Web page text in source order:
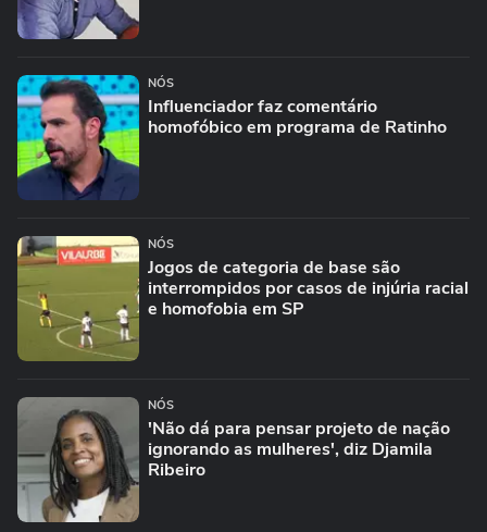
NÓS
Influenciador faz comentário
homofóbico em programa de Ratinho
NÓS
Jogos de categoria de base são
interrompidos por casos de injúria racial
e homofobia em SP
NÓS
'Não dá para pensar projeto de nação
ignorando as mulheres', diz Djamila
Ribeiro